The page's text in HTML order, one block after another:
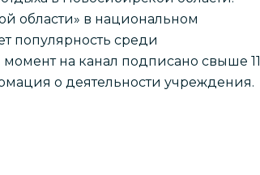
области» в национальном
популярность среди
на канал подписано свыше 11
о деятельности учреждения.